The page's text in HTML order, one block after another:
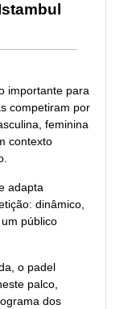
importante para
competiram por
feminina
contexto
adapta
dinâmico,
público
o padel
palco,
dos